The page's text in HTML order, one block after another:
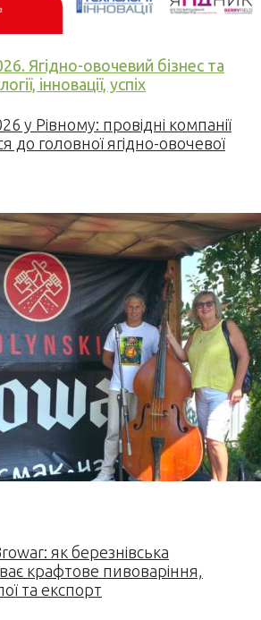
Ягідно-овочевий бізнес та
інновації, успіх
у Рівному: провідні компанії
до головної ягідно-овочевої
як березнівська
крафтове пивоваріння,
та експорт